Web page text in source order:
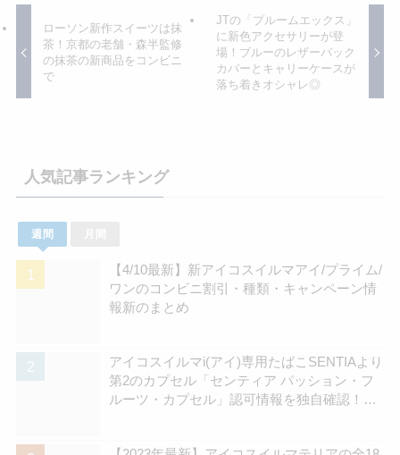
ローソン新作スイーツは抹
茶！京都の老舗・森半監修
の抹茶の新商品をコンビニ
で
JTの「プルームエックス」
に新色アクセサリーが登
場！ブルーのレザーバック
カバーとキャリーケースが
落ち着きオシャレ◎
人気記事ランキング
週間
【4/10最新】新アイコスイルマアイ/プライム/
ワンのコンビニ割引・種類・キャンペーン情
報新のまとめ
アイコスイルマi(アイ)専用たばこSENTIAより
第2のカプセル「センティア パッション・フ
ルーツ・カプセル」認可情報を独自確認！